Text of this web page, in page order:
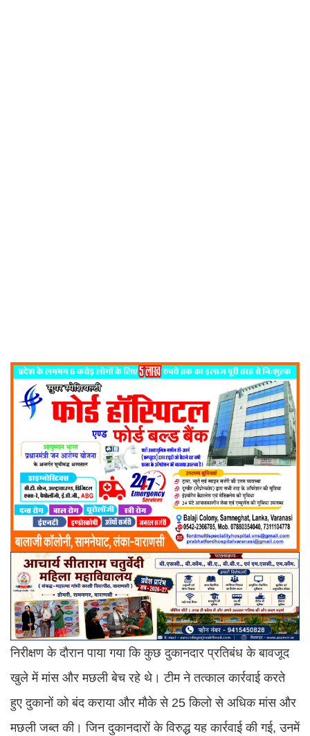
निरीक्षण के दौरान पाया गया कि कुछ दुकानदार प्रतिबंध के बावजूद
खुले में मांस और मछली बेच रहे थे। टीम ने तत्काल कार्रवाई करते
हुए दुकानों को बंद कराया और मौके से 25 किलो से अधिक मांस और
मछली जब्त की। जिन दुकानदारों के विरुद्ध यह कार्रवाई की गई, उनमें